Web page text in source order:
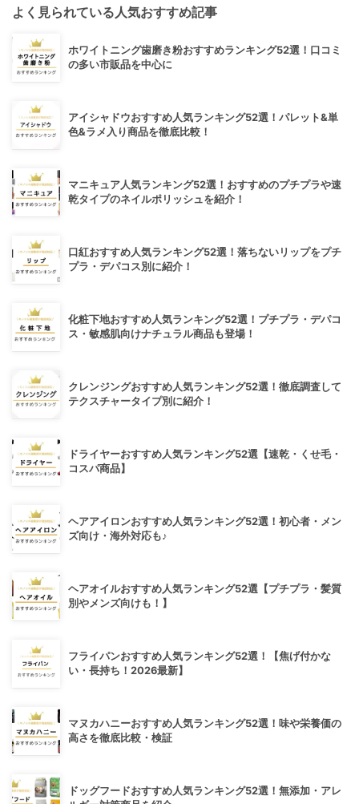
よく見られている人気おすすめ記事
ホワイトニング歯磨き粉おすすめランキング52選！口コミ
の多い市販品を中心に
アイシャドウおすすめ人気ランキング52選！パレット&単
色&ラメ入り商品を徹底比較！
マニキュア人気ランキング52選！おすすめのプチプラや速
乾タイプのネイルポリッシュを紹介！
口紅おすすめ人気ランキング52選！落ちないリップをプチ
プラ・デパコス別に紹介！
化粧下地おすすめ人気ランキング52選！プチプラ・デパコ
ス・敏感肌向けナチュラル商品も登場！
クレンジングおすすめ人気ランキング52選！徹底調査して
テクスチャータイプ別に紹介！
ドライヤーおすすめ人気ランキング52選【速乾・くせ毛・
コスパ商品】
ヘアアイロンおすすめ人気ランキング52選！初心者・メン
ズ向け・海外対応も♪
ヘアオイルおすすめ人気ランキング52選【プチプラ・髪質
別やメンズ向けも！】
フライパンおすすめ人気ランキング52選！【焦げ付かな
い・長持ち！2026最新】
マヌカハニーおすすめ人気ランキング52選！味や栄養価の
高さを徹底比較・検証
ドッグフードおすすめ人気ランキング52選！無添加・アレ